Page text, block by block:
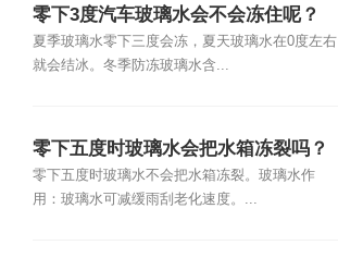
零下3度汽车玻璃水会不会冻住呢？
夏季玻璃水零下三度会冻，夏天玻璃水在0度左右
就会结冰。冬季防冻玻璃水含...
零下五度时玻璃水会把水箱冻裂吗？
零下五度时玻璃水不会把水箱冻裂。玻璃水作
用：玻璃水可减缓雨刮老化速度。...